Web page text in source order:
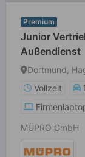
Premium
Junior
Außendienst
Dortmund,
Vollzeit
MÜPRO GmbH